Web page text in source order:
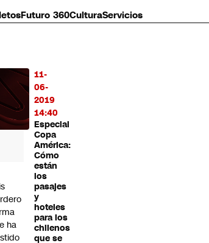
Futuro 360CulturaServicios
11-
06-
2019
14:40
Especial
Copa
América:
Cómo
están
los
pasajes
y
hoteles
para los
chilenos
que se
ha